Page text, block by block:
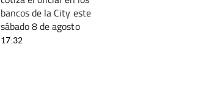
bancos de la City este
sábado 8 de agosto
17:32